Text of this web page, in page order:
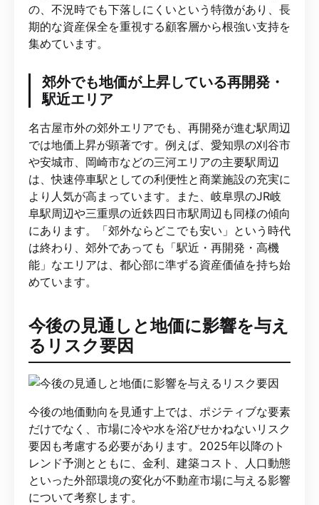
の、不況時でも下落しにくいという特徴があり、長
期的な資産保全を重視する顧客層から根強い支持を
集めています。
郊外でも地価が上昇している再開発・
駅近エリア
名古屋市外の郊外エリアでも、再開発が進む駅周辺
では地価上昇が顕著です。例えば、愛知県の刈谷市
や安城市、岡崎市などの三河エリアの主要駅周辺
は、快速停車駅としての利便性と商業施設の充実に
より人気が高まっています。また、岐阜県のJR岐
阜駅周辺や三重県の近鉄四日市駅周辺も同様の傾向
にあります。「郊外ならどこでも安い」という時代
は終わり、郊外であっても「駅近・再開発・高機
能」なエリアは、都心部に準ずる資産価値を持ち始
めています。
今後の見通しと地価に影響を与え
るリスク要因
今後の地価動向を見通す上では、ポジティブな要素
だけでなく、市場に冷や水を浴びせかねないリスク
要因も考慮する必要があります。2025年以降のト
レンド予測とともに、金利、建築コスト、人口動態
といった外部環境の変化が不動産市場に与える影響
について考察します。